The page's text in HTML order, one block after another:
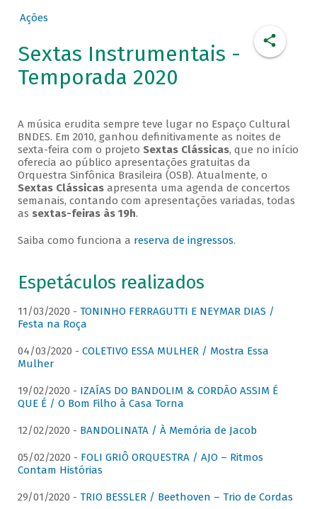
Ações
Sextas Instrumentais -
Temporada 2020
A música erudita sempre teve lugar no Espaço Cultural
BNDES. Em 2010, ganhou definitivamente as noites de
sexta-feira com o projeto Sextas Clássicas, que no início
oferecia ao público apresentações gratuitas da
Orquestra Sinfônica Brasileira (OSB). Atualmente, o
Sextas Clássicasapresenta uma agenda de concertos
semanais, contando com apresentações variadas, todas
as sextas-feiras às 19h.
Saiba como funciona a reserva de ingressos.
Espetáculos realizados
11/03/2020 - TONINHO FERRAGUTTI E NEYMAR DIAS /
Festa na Roça
04/03/2020 - COLETIVO ESSA MULHER / Mostra Essa
Mulher
19/02/2020 - IZAÍAS DO BANDOLIM & CORDÃO ASSIM É
QUE É / O Bom Filho à Casa Torna
12/02/2020 - BANDOLINATA / À Memória de Jacob
05/02/2020 - FOLI GRIÔ ORQUESTRA / AJO – Ritmos
Contam Histórias
29/01/2020 - TRIO BESSLER / Beethoven – Trio de Cordas